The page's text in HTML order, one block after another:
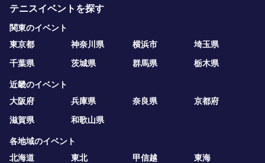
テニスイベントを探す
関東のイベント
東京都
神奈川県 横浜市
埼玉県
千葉県
茨城県 群馬県 栃木県
近畿のイベント
大阪府
兵庫県 奈良県
京都府
滋賀県
和歌山県
各地域のイベント
北海道
東北 甲信越
東海